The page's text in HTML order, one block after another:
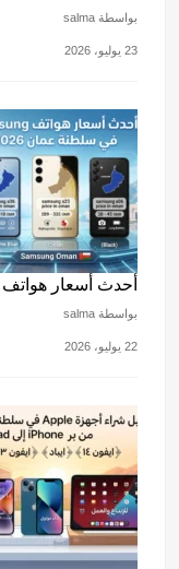
بواسطة salma
23 يوليو، 2026
أحدث أسعار هواتف Samsung في سلطنة عمان 2026
بواسطة salma
22 يوليو، 2026